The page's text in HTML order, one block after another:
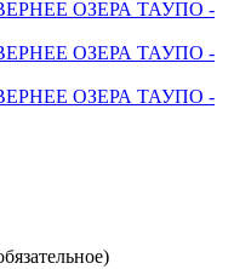
ОЗЕРА ТАУПО -
ОЗЕРА ТАУПО -
ОЗЕРА ТАУПО -